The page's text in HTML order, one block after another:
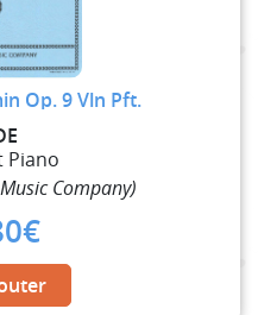
Op. 9 Vln Pft.
Piano
Company)
€